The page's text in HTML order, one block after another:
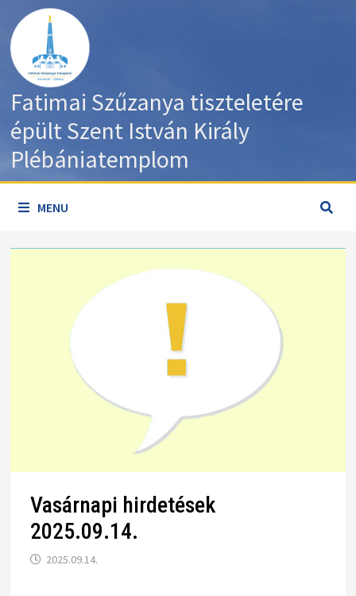
content
Fatimai Szűzanya tiszteletére
épült Szent István Király
Plébániatemplom
MENU
Vasárnapi hirdetések
2025.09.14.
2025.09.14.